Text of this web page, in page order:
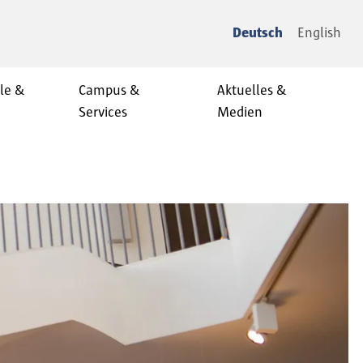
Deutsch English
&
Campus &
Services
Aktuelles &
Medien